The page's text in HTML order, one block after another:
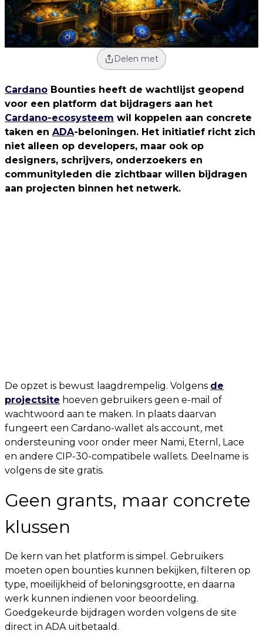
Delen met
Cardano Bounties heeft de wachtlijst geopend
voor een platform dat bijdragers aan het
Cardano-ecosysteem wil koppelen aan concrete
taken en ADA-beloningen. Het initiatief richt zich
niet alleen op developers, maar ook op
designers, schrijvers, onderzoekers en
communityleden die zichtbaar willen bijdragen
aan projecten binnen het netwerk.
De opzet is bewust laagdrempelig. Volgens de
projectsite hoeven gebruikers geen e-mail of
wachtwoord aan te maken. In plaats daarvan
fungeert een Cardano-wallet als account, met
ondersteuning voor onder meer Nami, Eternl, Lace
en andere CIP-30-compatibele wallets. Deelname is
volgens de site gratis.
Geen grants, maar concrete
klussen
De kern van het platform is simpel. Gebruikers
moeten open bounties kunnen bekijken, filteren op
type, moeilijkheid of beloningsgrootte, en daarna
werk kunnen indienen voor beoordeling.
Goedgekeurde bijdragen worden volgens de site
direct in ADA uitbetaald.